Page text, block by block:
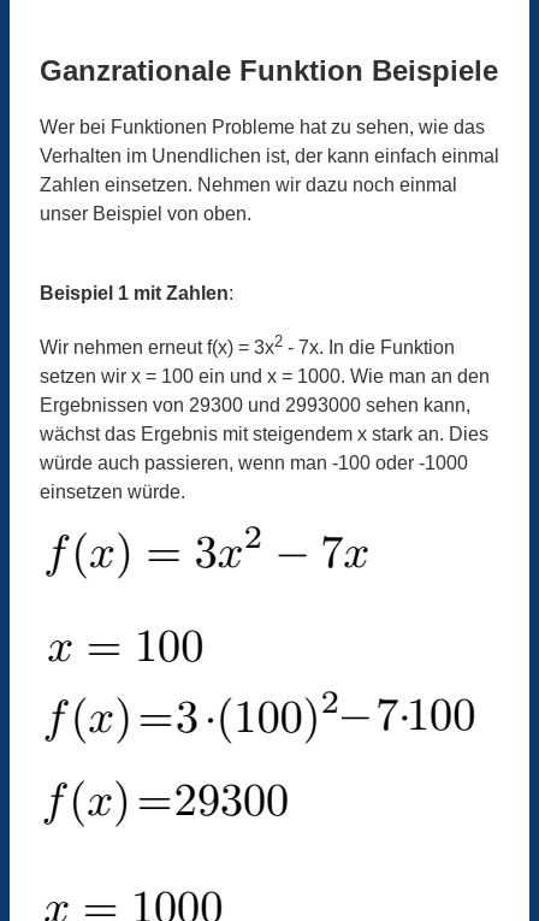
Ganzrationale Funktion Beispiele
Wer bei Funktionen Probleme hat zu sehen, wie das
Verhalten im Unendlichen ist, der kann einfach einmal
Zahlen einsetzen. Nehmen wir dazu noch einmal
unser Beispiel von oben.
Beispiel 1 mit Zahlen:
Wir nehmen erneut f(x) = 3x2 - 7x. In die Funktion
setzen wir x = 100 ein und x = 1000. Wie man an den
Ergebnissen von 29300 und 2993000 sehen kann,
wächst das Ergebnis mit steigendem x stark an. Dies
würde auch passieren, wenn man -100 oder -1000
einsetzen würde.